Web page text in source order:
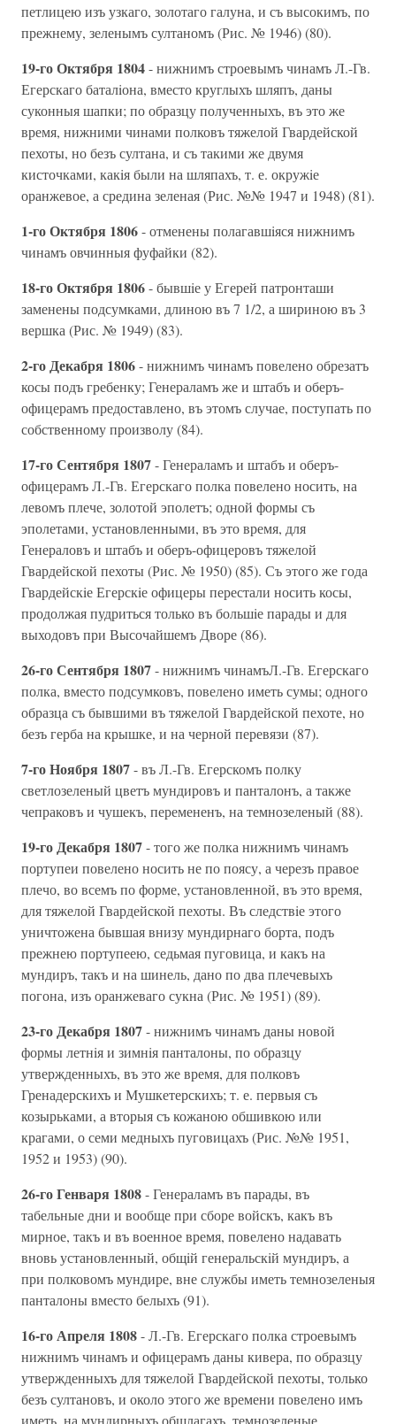
петлицею изъ узкаго, золотаго галуна, и съ высокимъ, по
прежнему, зеленымъ султаномъ (Рис. № 1946) (80).
19-го Октября 1804- нижнимъ строевымъ чинамъ Л.-Гв.
Егерскаго баталiона, вместо круглыхъ шляпъ, даны
суконныя шапки; по образцу полученныхъ, въ это же
время, нижними чинами полковъ тяжелой Гвардейской
пехоты, но безъ султана, и съ такими же двумя
кисточками, какiя были на шляпахъ, т. е. окружiе
оранжевое, а средина зеленая (Рис. №№ 1947 и 1948) (81).
1-го Октября 1806- отменены полагавшiяся нижнимъ
чинамъ овчинныя фуфайки (82).
18-го Октября 1806- бывшiе у Егерей патронташи
заменены подсумками, длиною въ 7 1/2, а шириною въ 3
вершка (Рис. № 1949) (83).
2-го Декабря 1806- нижнимъ чинамъ повелено обрезатъ
косы подъ гребенку; Генераламъ же и штабъ и оберъ-
офицерамъ предоставлено, въ этомъ случае, поступать по
собственному произволу (84).
17-го Сентября 1807- Генераламъ и штабъ и оберъ-
офицерамъ Л.-Гв. Егерскаго полка повелено носить, на
левомъ плече, золотой эполетъ; одной формы съ
эполетами, установленными, въ это время, для
Генераловъ и штабъ и оберъ-офицеровъ тяжелой
Гвардейской пехоты (Рис. № 1950) (85). Съ этого же года
Гвардейскiе Егерскiе офицеры перестали носить косы,
продолжая пудриться только въ большiе парады и для
выходовъ при Высочайшемъ Дворе (86).
26-го Сентября 1807- нижнимъ чинамъЛ.-Гв. Егерскаго
полка, вместо подсумковъ, повелено иметь сумы; одного
образца съ бывшими въ тяжелой Гвардейской пехоте, но
безъ герба на крышке, и на черной перевязи (87).
7-го Ноября 1807- въ Л.-Гв. Егерскомъ полку
светлозеленый цветъ мундировъ и панталонъ, а также
чепраковъ и чушекъ, перемененъ, на темнозеленый (88).
19-го Декабря 1807- того же полка нижнимъ чинамъ
портупеи повелено носить не по поясу, а черезъ правое
плечо, во всемъ по форме, установленной, въ это время,
для тяжелой Гвардейской пехоты. Въ следствiе этого
уничтожена бывшая внизу мундирнаго борта, подъ
прежнею портупеею, седьмая пуговица, и какъ на
мундиръ, такъ и на шинель, дано по два плечевыхъ
погона, изъ оранжеваго сукна (Рис. № 1951) (89).
23-го Декабря 1807- нижнимъ чинамъ даны новой
формы летнiя и зимнiя панталоны, по образцу
утвержденныхъ, въ это же время, для полковъ
Гренадерскихъ и Мушкетерскихъ; т. е. первыя съ
козырьками, а вторыя съ кожаною обшивкою или
крагами, о семи медныхъ пуговицахъ (Рис. №№ 1951,
1952 и 1953) (90).
26-го Генваря 1808- Генераламъ въ парады, въ
табельные дни и вообще при сборе войскъ, какъ въ
мирное, такъ и въ военное время, повелено надавать
вновь установленный, общiй генеральскiй мундиръ, а
при полковомъ мундире, вне службы иметь темнозеленыя
панталоны вместо белыхъ (91).
16-го Апреля 1808- Л.-Гв. Егерскаго полка строевымъ
нижнимъ чинамъ и офицерамъ даны кивера, по образцу
утвержденныхъ для тяжелой Гвардейской пехоты, только
безъ султановъ, и около этого же времени повелено имъ
иметь, на мундирныхъ обшлагахъ, темнозеленые,